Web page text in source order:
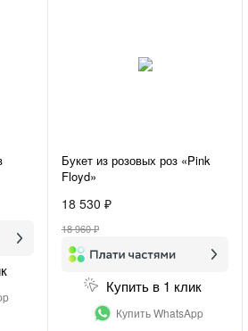
Букет из розовых роз «Pink
Floyd»
18 530 ₽
18 960 ₽
Купить в 1 клик
Купить WhatsApp